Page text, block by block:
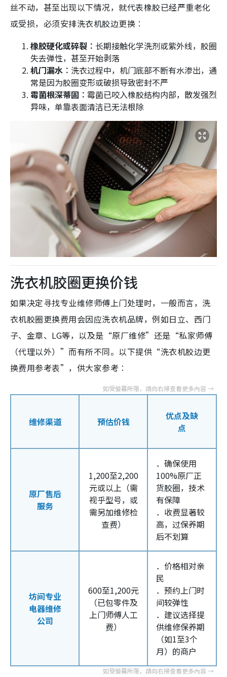
丝不动，甚至出现以下情况，就代表橡胶已经严重老化
或受损，必须安排洗衣机胶边更换︰
橡胶硬化或碎裂︰ 长期接触化学洗剂或紫外线，胶圈
失去弹性，甚至开始剥落
机门漏水︰ 洗衣过程中，机门底部不断有水渗出，通
常是因为胶圈变形或破损导致密封不严
霉菌根深蒂固︰ 霉菌已咬入橡胶结构内部，散发强烈
异味，单靠表面清洁已无法根除
洗衣机胶圈更换价钱
如果决定寻找专业维修师傅上门处理时，一般而言，洗
衣机胶圈更换费用会因应洗衣机品牌，例如日立、西门
子、金章、LG等，以及是“原厂维修”还是“私家师傅
（代理以外）”而有所不同。以下提供“洗衣机胶边更
换费用参考表”，供大家参考︰
维修渠道 预估价钱
优点及缺
点
原厂售后
服务
1,200至2,200
元或以上（需
视乎型号，或
需另加维修检
查费）
．确保使用
100%原厂正
货胶圈，技术
有保障
．收费显著较
高，过保养期
后不划算
坊间专业
电器维修
公司
600至1,200元
（已包零件及
上门师傅人工
费）
．价格相对亲
民
．预约上门时
间较弹性
．建议选择提
供维修保养期
（如1至3个
月）的商户